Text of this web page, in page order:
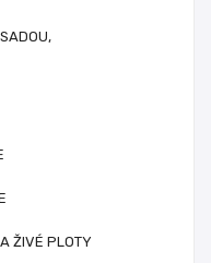
ŽIVÉ PLOTY